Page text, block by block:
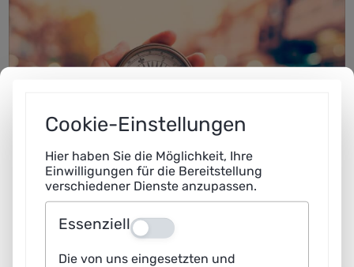
Cookie-Einstellungen
Hier haben Sie die Möglichkeit, Ihre
Einwilligungen für die Bereitstellung
verschiedener Dienste anzupassen.
Essenziell Aus
Die von uns eingesetzten und